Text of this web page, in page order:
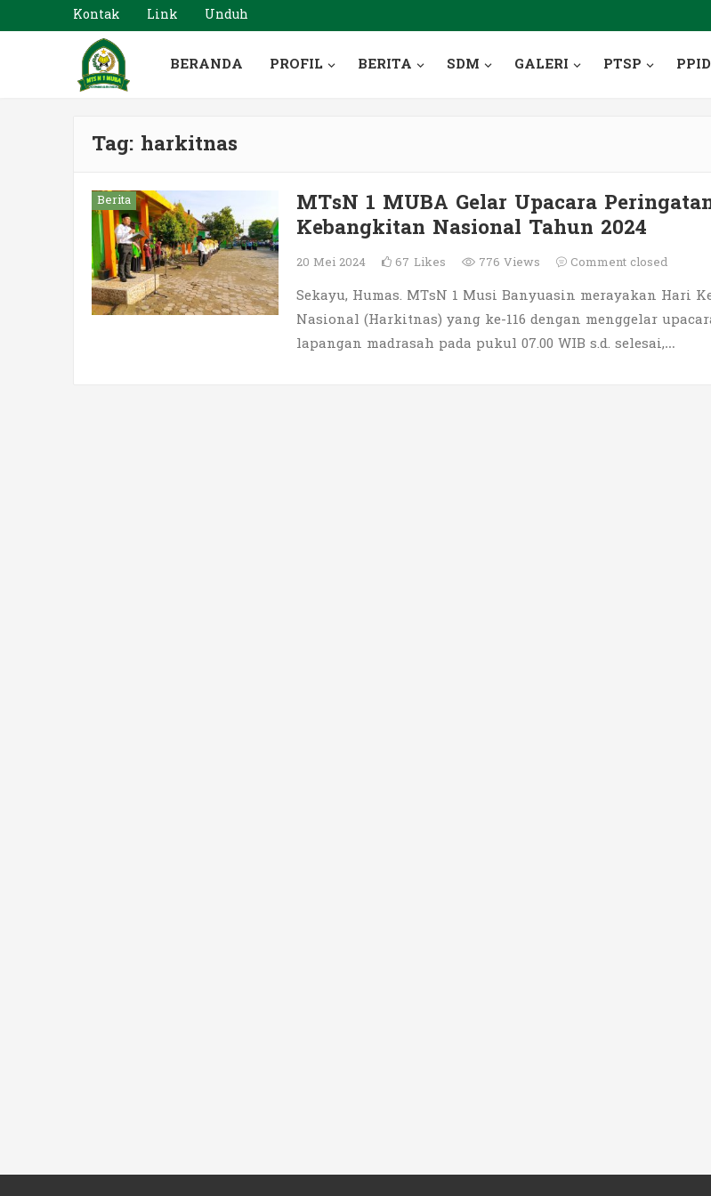
Kontak Link Unduh
BERANDA PROFIL BERITA SDM GALERI PTSP PPID
Tag: harkitnas
Berita MTsN 1 MUBA Gelar Upacara
Kebangkitan Nasional Tahun 2024
20 Mei 2024 67 Likes 776 Views Comment closed
Sekayu, Humas. MTsN 1 Musi Banyuasin merayakan Hari
Nasional (Harkitnas) yang ke-116 dengan menggelar
lapangan madrasah pada pukul 07.00 WIB s.d. selesai,…